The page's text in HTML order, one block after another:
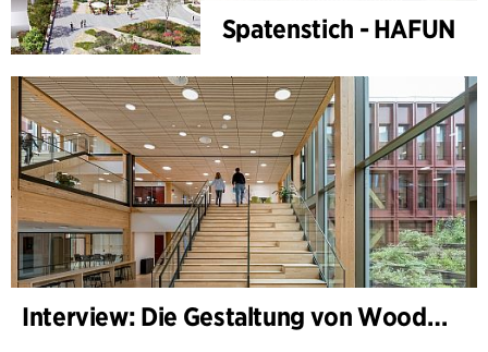
Spatenstich - HAFUN
Interview: Die Gestaltung von WoodHub — Dänemarks größtes Holzgebäude